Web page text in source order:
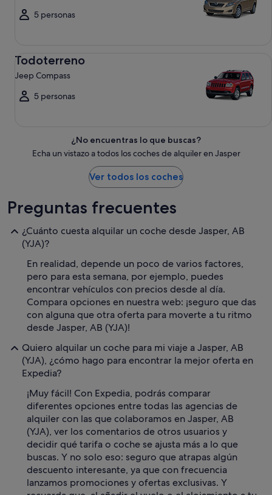
5 personas
Todoterreno
Jeep Compass
5 personas
¿No encuentras lo que buscas?
Echa un vistazo a todos los coches de alquiler en Jasper
Ver todos los coches
Preguntas frecuentes
¿Cuánto cuesta alquilar un coche desde Jasper, AB
(YJA)?
En realidad, depende un poco de varios factores,
pero para esta semana, por ejemplo, puedes
encontrar vehículos con precios desde al día.
Compara opciones en nuestra web: ¡seguro que das
con alguna que otra oferta para moverte a tu ritmo
desde Jasper, AB (YJA)!
Quiero alquilar un coche para mi viaje a Jasper, AB
(YJA), ¿cómo hago para encontrar la mejor oferta en
Expedia?
¡Muy fácil! Con Expedia, podrás comparar
diferentes opciones entre todas las agencias de
alquiler con las que colaboramos en Jasper, AB
(YJA), ver los comentarios de otros usuarios y
decidir qué tarifa o coche se ajusta más a lo que
buscas. Y no solo eso: seguro que atrapas algún
descuento interesante, ya que con frecuencia
lanzamos promociones y ofertas exclusivas. Y